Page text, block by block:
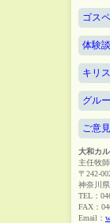
ゴス
体験
キリ
グル
ご意
大和カ
主任牧
〒242-
神奈川
TEL：
FAX：
Email：